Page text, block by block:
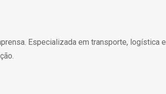
Especializada em transporte, logística e